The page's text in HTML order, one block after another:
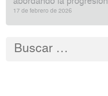
17 de febrero de 2026
Buscar: